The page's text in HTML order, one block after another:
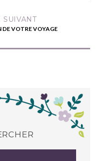
SUIVANT
VOTRE VOYAGE